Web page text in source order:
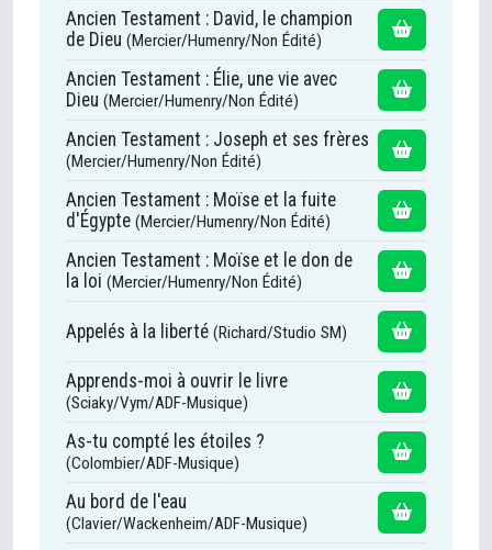
Ancien Testament : David, le champion
de Dieu (Mercier/Humenry/Non Édité)
Ancien Testament : Élie, une vie avec
Dieu (Mercier/Humenry/Non Édité)
Ancien Testament : Joseph et ses frères
(Mercier/Humenry/Non Édité)
Ancien Testament : Moïse et la fuite
d'Égypte (Mercier/Humenry/Non Édité)
Ancien Testament : Moïse et le don de
la loi (Mercier/Humenry/Non Édité)
Appelés à la liberté (Richard/Studio SM)
Apprends-moi à ouvrir le livre
(Sciaky/Vym/ADF-Musique)
As-tu compté les étoiles ?
(Colombier/ADF-Musique)
Au bord de l'eau
(Clavier/Wackenheim/ADF-Musique)